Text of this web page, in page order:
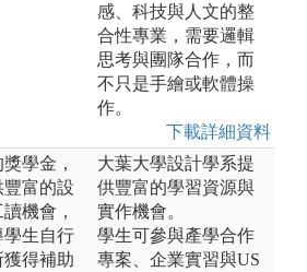
感、科技與人文的整
合性專業，需要邏輯
思考與團隊合作，而
不只是手繪或軟體操
作。
下載詳細資料
學金，
富的設
機會，
學生自行
得補助
大葉大學設計學系提
供豐富的學習資源與
實作機會。
學生可參與產學合作
專案、企業實習與US